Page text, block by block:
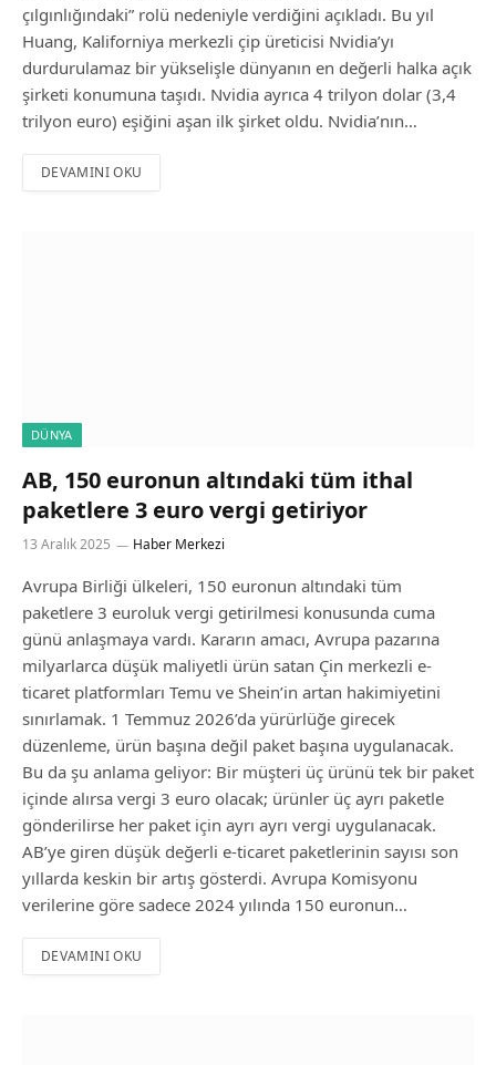
çılgınlığındaki” rolü nedeniyle verdiğini açıkladı. Bu yıl
Huang, Kaliforniya merkezli çip üreticisi Nvidia’yı
durdurulamaz bir yükselişle dünyanın en değerli halka açık
şirketi konumuna taşıdı. Nvidia ayrıca 4 trilyon dolar (3,4
trilyon euro) eşiğini aşan ilk şirket oldu. Nvidia’nın…
DEVAMINI OKU
DÜNYA
AB, 150 euronun altındaki tüm ithal
paketlere 3 euro vergi getiriyor
13 Aralık 2025 Haber Merkezi
Avrupa Birliği ülkeleri, 150 euronun altındaki tüm
paketlere 3 euroluk vergi getirilmesi konusunda cuma
günü anlaşmaya vardı. Kararın amacı, Avrupa pazarına
milyarlarca düşük maliyetli ürün satan Çin merkezli e-
ticaret platformları Temu ve Shein’in artan hakimiyetini
sınırlamak. 1 Temmuz 2026’da yürürlüğe girecek
düzenleme, ürün başına değil paket başına uygulanacak.
Bu da şu anlama geliyor: Bir müşteri üç ürünü tek bir paket
içinde alırsa vergi 3 euro olacak; ürünler üç ayrı paketle
gönderilirse her paket için ayrı ayrı vergi uygulanacak.
AB’ye giren düşük değerli e-ticaret paketlerinin sayısı son
yıllarda keskin bir artış gösterdi. Avrupa Komisyonu
verilerine göre sadece 2024 yılında 150 euronun…
DEVAMINI OKU